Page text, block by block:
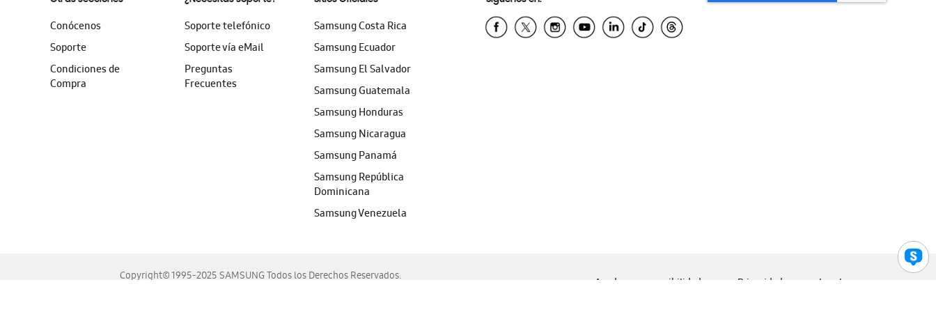
Conócenos
Soporte
Condiciones de
Compra
Soporte telefónico
Soporte vía eMail
Preguntas
Frecuentes
Samsung Costa Rica
Samsung Ecuador
Samsung El Salvador
Samsung Guatemala
Samsung Honduras
Samsung Nicaragua
Samsung Panamá
Samsung República
Dominicana
Samsung Venezuela
Copyright© 1995-2025 SAMSUNG Todos los Derechos Reservados.
Ayuda para accesibilidad Privacidad Legal